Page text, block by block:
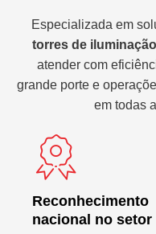
Especializada em
torres de iluminação
atender com
grande porte e
em todas
Reconhecimento
nacional no setor